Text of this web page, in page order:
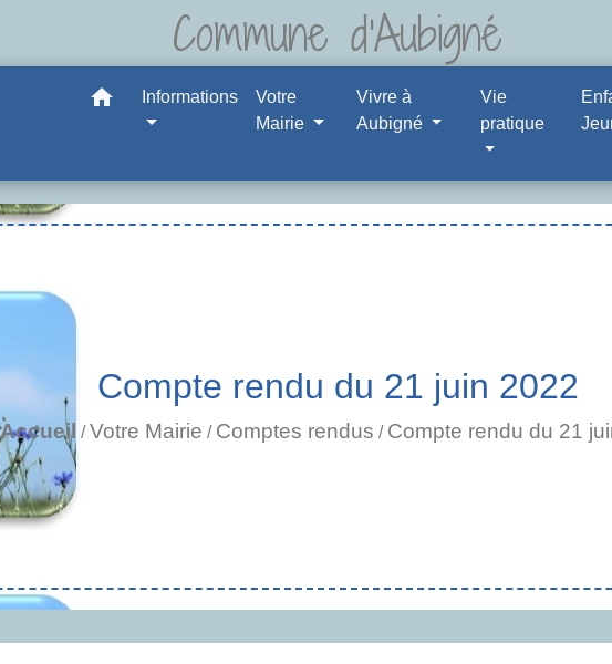
Commune d'Aubigné
home Informations
Votre
Mairie
Vivre à
Aubigné
Vie
pratique
Compte rendu du 21 juin 2022
Accueil /Votre Mairie / Comptes rendus / Compte rendu du 21